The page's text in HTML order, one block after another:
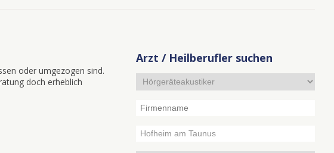
oder umgezogen sind.
doch erheblich
Arzt / Heilberufler suchen